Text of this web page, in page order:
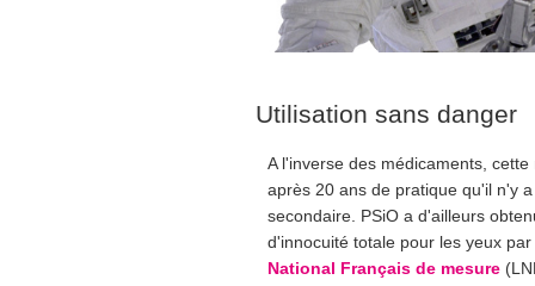
Utilisation sans danger
A l'inverse des médicaments,
après 20 ans de pratique qu'il n'y
secondaire. PSiO a d'ailleurs
d'innocuité totale pour les yeux
National Français de mesure